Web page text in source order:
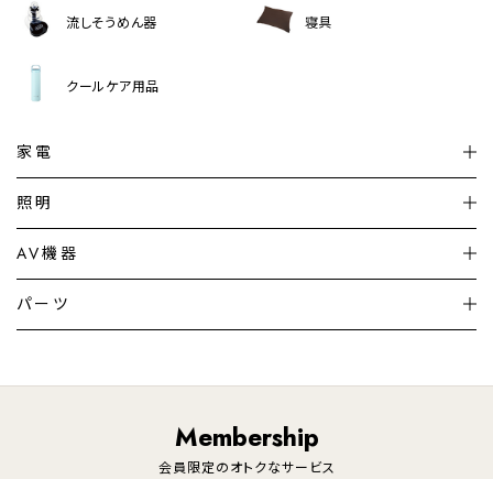
流しそうめん器 寝具
クールケア用品
家電
加湿器・空気清浄機
暖房機 掃除機
調理家電 生活家電
照明
シーリングライト
デスクライト
AV機器
テレビ
パーツ
Membership
会員限定のオトクなサービス